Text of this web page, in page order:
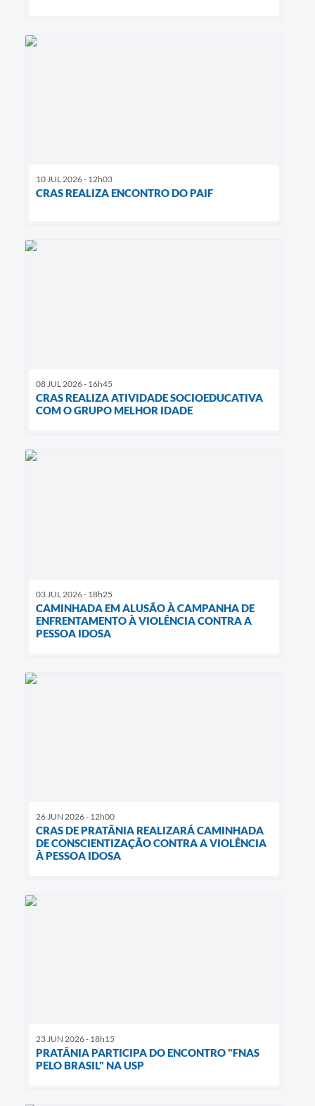
10 JUL 2026 - 12h03
CRAS REALIZA ENCONTRO DO PAIF
08 JUL 2026 - 16h45
CRAS REALIZA ATIVIDADE SOCIOEDUCATIVA
COM O GRUPO MELHOR IDADE
03 JUL 2026 - 18h25
CAMINHADA EM ALUSÃO À CAMPANHA DE
ENFRENTAMENTO À VIOLÊNCIA CONTRA A
PESSOA IDOSA
26 JUN 2026 - 12h00
CRAS DE PRATÂNIA REALIZARÁ CAMINHADA
DE CONSCIENTIZAÇÃO CONTRA A VIOLÊNCIA
À PESSOA IDOSA
23 JUN 2026 - 18h15
PRATÂNIA PARTICIPA DO ENCONTRO "FNAS
PELO BRASIL" NA USP